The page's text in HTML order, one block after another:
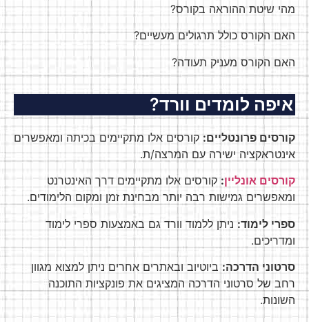
מהי שיטת ההוראה בקורס?
האם הקורס כולל תרגולים מעשיים?
האם הקורס מעניק תעודה?
איפה לומדים וורד?
קורסים פרונטליים: קורסים אלו מתקיימים בכיתה ומאפשרים
אינטראקציה ישירה עם המרצה/ת.
קורסים אונליין:קורסים אלו מתקיימים דרך האינטרנט
ומאפשרים גמישות רבה יותר מבחינת זמן ומקום הלימודים.
ספרי לימוד: ניתן ללמוד וורד גם באמצעות ספרי לימוד
ומדריכים.
סרטוני הדרכה:ביוטיוב ובאתרים אחרים ניתן למצוא מגוון
רחב של סרטוני הדרכה המציגים את פונקציות התוכנה
השונות.